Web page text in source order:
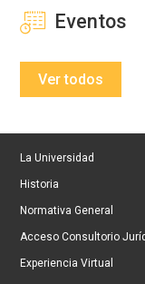
Eventos
Ver todos
La Universidad
Historia
Normativa General
Acceso Consultorio
Experiencia Virtual